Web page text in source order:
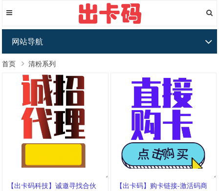
网站导航
首页 清粉系列
【出卡码科技】诚邀寻找合伙
【出卡码】购卡链接-激活码商